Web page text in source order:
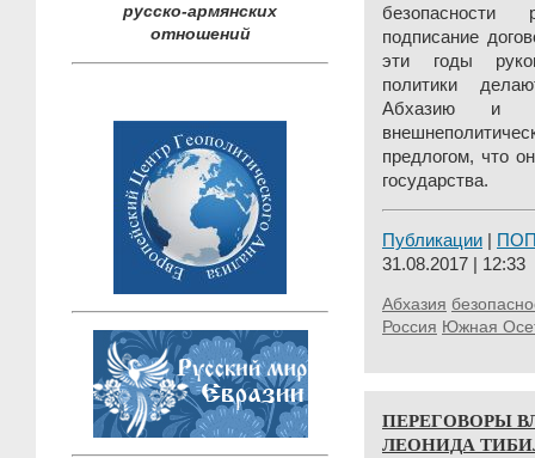
русско-армянских
отношений
безопасности
подписание
эти годы
политики
Абхазию и
предлогом, что
государства.
Публикации
31.08.2017 | 12:33
Абхазия
Россия Южная
ПЕРЕГОВОРЫ
ЛЕОНИДА